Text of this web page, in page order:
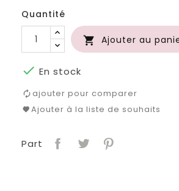
Quantité
 Ajouter au
 En stock
ajouter pour comparer
Ajouter à la liste de souhaits
Part